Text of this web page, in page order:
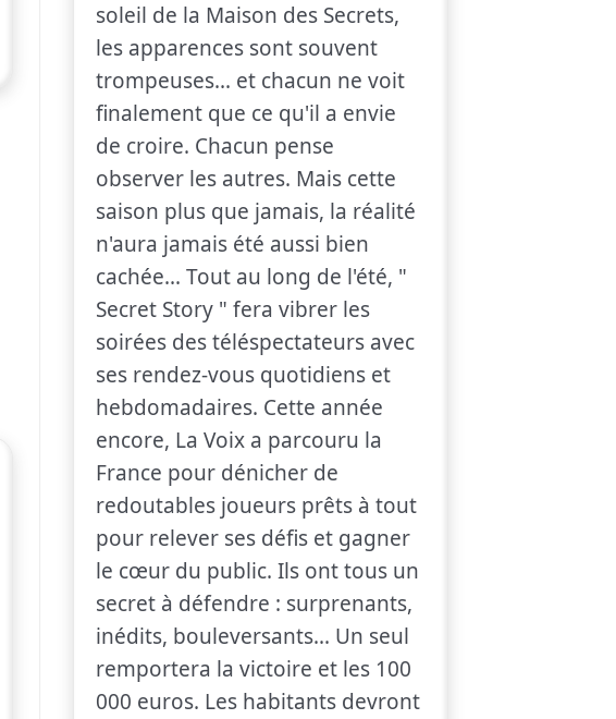
soleil de la Maison des Secrets,
les apparences sont souvent
trompeuses... et chacun ne voit
finalement que ce qu'il a envie
de croire. Chacun pense
observer les autres. Mais cette
saison plus que jamais, la réalité
n'aura jamais été aussi bien
cachée... Tout au long de l'été, "
Secret Story " fera vibrer les
soirées des téléspectateurs avec
ses rendez-vous quotidiens et
hebdomadaires. Cette année
encore, La Voix a parcouru la
France pour dénicher de
redoutables joueurs prêts à tout
pour relever ses défis et gagner
le cœur du public. Ils ont tous un
secret à défendre : surprenants,
inédits, bouleversants... Un seul
remportera la victoire et les 100
000 euros. Les habitants devront